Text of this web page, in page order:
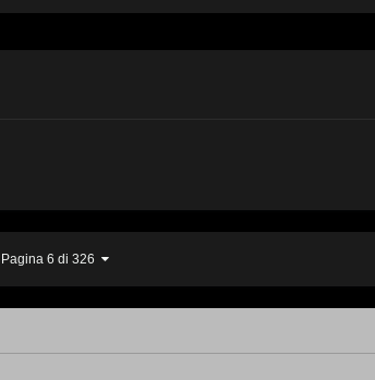
Pagina 6 di 326